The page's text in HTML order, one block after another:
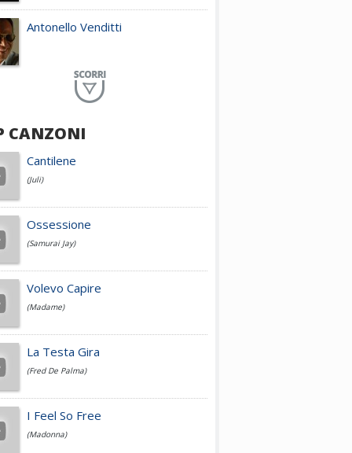
Antonello Venditti
Planet Funk
Achille Lauro
Cesare Cremonini
Jovanotti
Fedez
Simone Cristicchi
CANZONI
Cantilene
(Juli)
Ossessione
(Samurai Jay)
Volevo Capire
(Madame)
La Testa Gira
(Fred De Palma)
I Feel So Free
(Madonna)